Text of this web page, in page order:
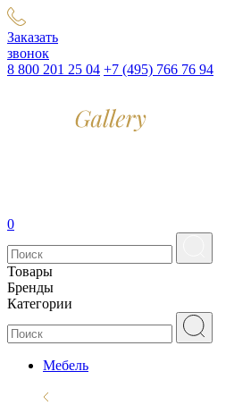
Заказать
звонок
8 800 201 25 04 +7 (495) 766 76 94
0
Товары
Бренды
Категории
Мебель